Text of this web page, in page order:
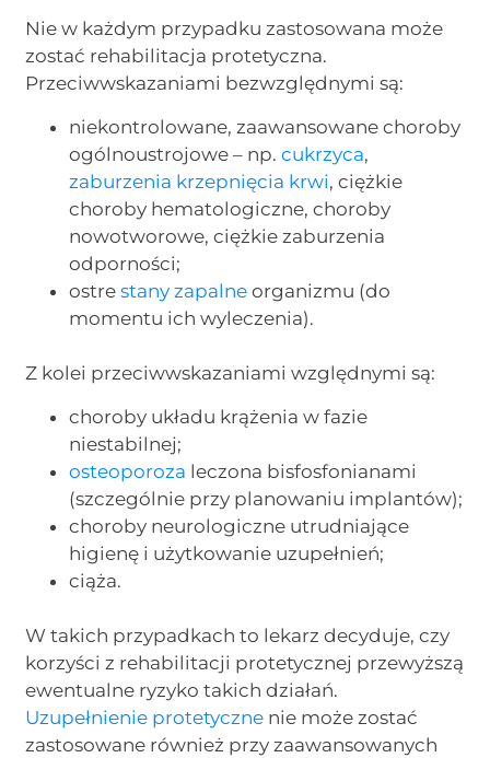
Nie w każdym przypadku zastosowana może
zostać rehabilitacja protetyczna.
Przeciwwskazaniami bezwzględnymi są:
niekontrolowane, zaawansowane choroby
ogólnoustrojowe – np.cukrzyca,
zaburzenia krzepnięcia krwi, ciężkie
choroby hematologiczne, choroby
nowotworowe, ciężkie zaburzenia
odporności;
ostrestany zapalne organizmu (do
momentu ich wyleczenia).
Z kolei przeciwwskazaniami względnymi są:
choroby układu krążenia w fazie
niestabilnej;
osteoporoza leczona bisfosfonianami
(szczególnie przy planowaniu implantów);
choroby neurologiczne utrudniające
higienę i użytkowanie uzupełnień;
ciąża.
W takich przypadkach to lekarz decyduje, czy
korzyści z rehabilitacji protetycznej przewyższą
ewentualne ryzyko takich działań.
Uzupełnienie protetyczne nie może zostać
zastosowane również przy zaawansowanych